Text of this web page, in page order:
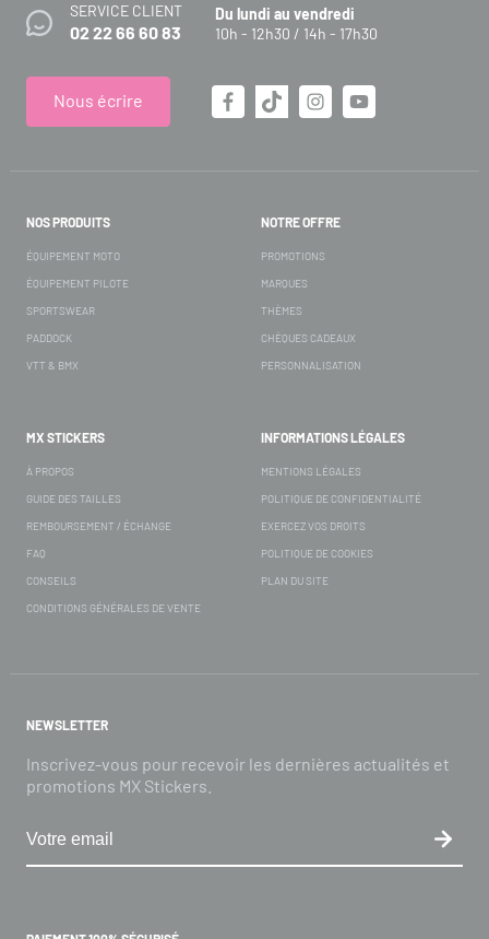
SERVICE CLIENT
02 22 66 60 83
Du lundi au vendredi
10h - 12h30 / 14h - 17h30
Nous écrire
NOS PRODUITS
ÉQUIPEMENT MOTO
ÉQUIPEMENT PILOTE
SPORTSWEAR
PADDOCK
VTT & BMX
NOTRE OFFRE
PROMOTIONS
MARQUES
THÈMES
CHÈQUES CADEAUX
PERSONNALISATION
MX STICKERS
À PROPOS
GUIDE DES TAILLES
REMBOURSEMENT / ÉCHANGE
FAQ
CONSEILS
CONDITIONS GÉNÉRALES DE VENTE
INFORMATIONS LÉGALES
MENTIONS LÉGALES
POLITIQUE DE CONFIDENTIALITÉ
EXERCEZ VOS DROITS
POLITIQUE DE COOKIES
PLAN DU SITE
NEWSLETTER
Inscrivez-vous pour recevoir les dernières actualités et
promotions MX Stickers.